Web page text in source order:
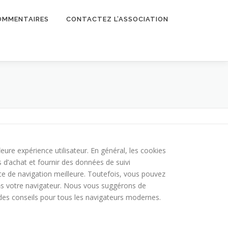
CONTACTEZ L’ASSOCIATION
expérience utilisateur. En général, les cookies
et fournir des données de suivi
de navigation meilleure. Toutefois, vous pouvez
votre navigateur. Nous vous suggérons de
conseils pour tous les navigateurs modernes.